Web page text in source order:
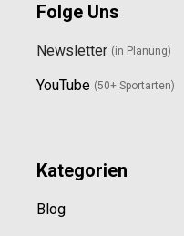
Folge Uns
Newsletter (in Planung)
YouTube (50+ Sportarten)
Kategorien
Blog